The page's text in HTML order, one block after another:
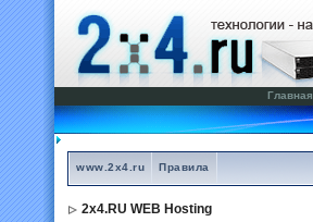
Главная
www.2x4.ru Правила
2x4.RU WEB Hosting